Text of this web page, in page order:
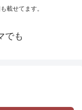
載せてます。
でも